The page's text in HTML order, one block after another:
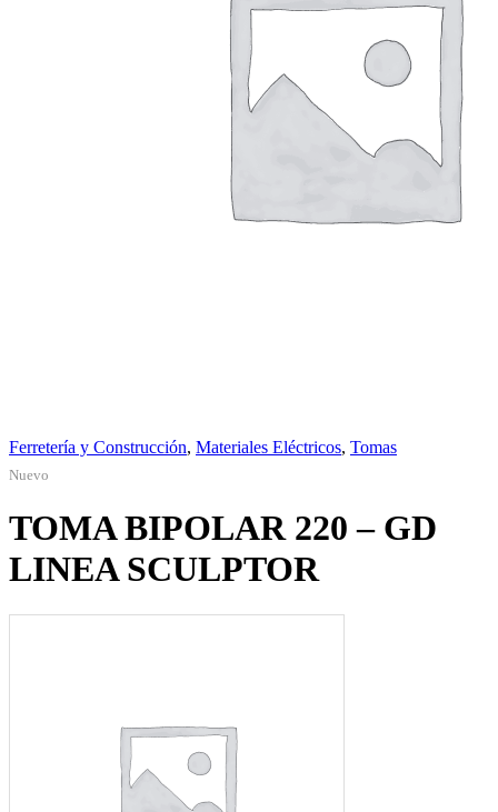
Ferretería y Construcción, Materiales Eléctricos, Tomas
Nuevo
TOMA BIPOLAR 220 – GD
LINEA SCULPTOR